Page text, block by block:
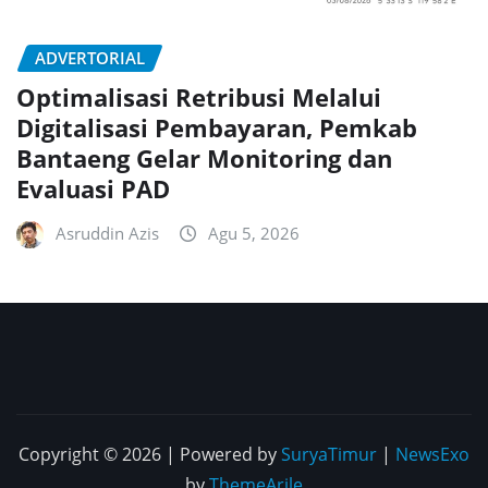
ADVERTORIAL
Optimalisasi Retribusi Melalui
Digitalisasi Pembayaran, Pemkab
Bantaeng Gelar Monitoring dan
Evaluasi PAD
Asruddin Azis Agu 5, 2026
Copyright © 2026 | Powered bySuryaTimur | NewsExo